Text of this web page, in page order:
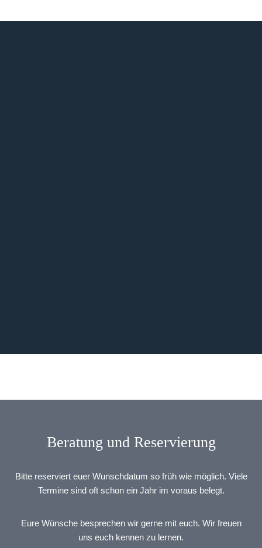
Beratung und Reservierung
Bitte reserviert euer Wunschdatum so früh wie möglich. Viele
Termine sind oft schon ein Jahr im voraus belegt.
Eure Wünsche besprechen wir gerne mit euch. Wir freuen
uns euch kennen zu lernen.